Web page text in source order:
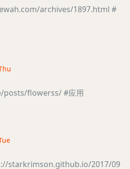
archives/1897.html #
posts/flowerss/#应用
starkrimson.github.io/2017/09